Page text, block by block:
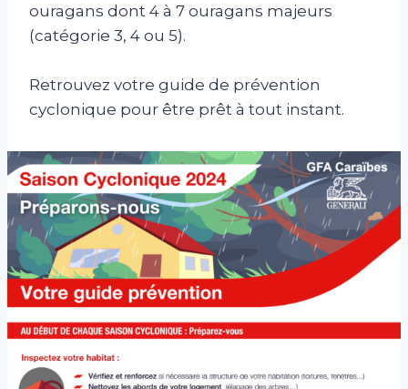
ouragans dont 4 à 7 ouragans majeurs
(catégorie 3, 4 ou 5).
Retrouvez votre guide de prévention
cyclonique pour être prêt à tout instant.